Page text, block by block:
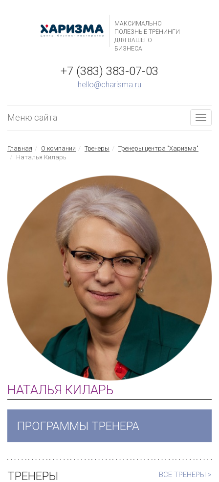
МАКСИМАЛЬНО
ПОЛЕЗНЫЕ ТРЕНИНГИ
ДЛЯ ВАШЕГО
БИЗНЕСА!
+7 (383) 383-07-03
hello@charisma.ru
Меню сайта
Главная О компании Тренеры
Тренеры центра "Харизма"
Наталья Киларь
НАТАЛЬЯ КИЛАРЬ
ПРОГРАММЫ ТРЕНЕРА
ВСЕ ТРЕНЕРЫ >
ТРЕНЕРЫ